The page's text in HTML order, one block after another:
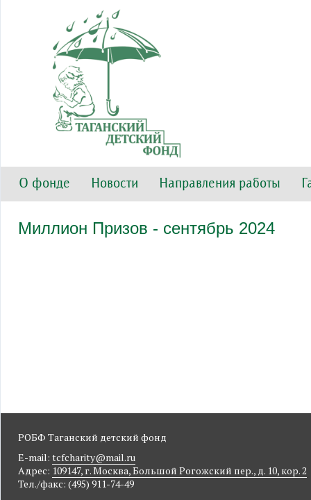
О фонде Новости Направления работы
Миллион Призов - сентябрь 2024
РОБФ Таганский детский фонд
E-mail: tcfcharity@mail.ru
Адрес: 109147, г. Москва, Большой Рогожский пер., д. 10, кор. 2
Тел./факс: (495) 911-74-49